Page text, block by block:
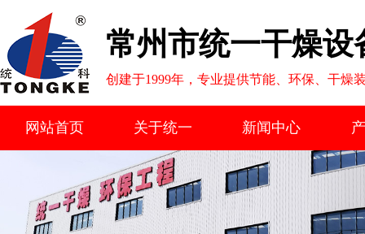
常州市统一干燥设
创建于1999年，专业提供节能、环保、干燥
网站首页 关于统一 新闻中心